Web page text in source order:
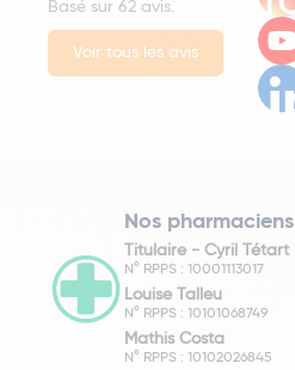
Basé sur 62 avis.
Voir tous les avis
Nos pharmaciens
Titulaire - Cyril Tétart
N° RPPS : 10001113017
Louise Talleu
N° RPPS : 10101068749
Mathis Costa
N° RPPS : 10102026845